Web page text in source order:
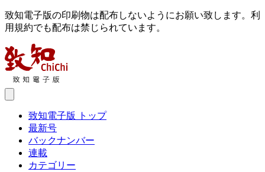
致知電子版の印刷物は配布しないようにお願い致します。利
用規約でも配布は禁じられています。
致知電子版 トップ
最新号
バックナンバー
連載
カテゴリー